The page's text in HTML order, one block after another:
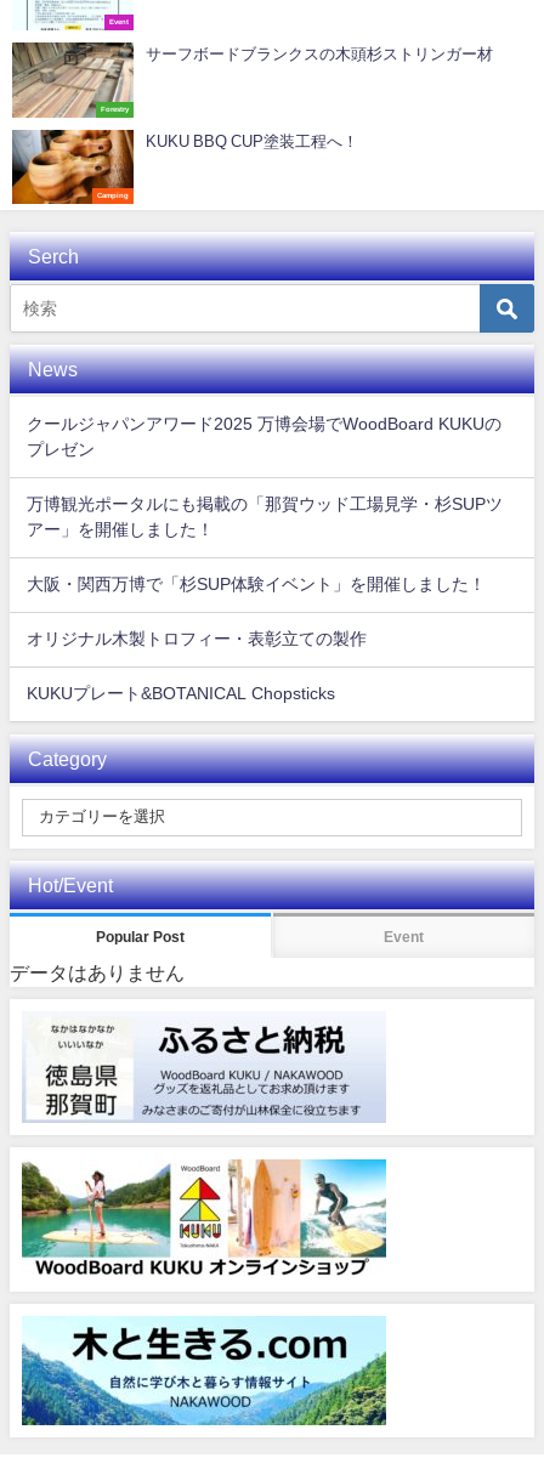
Event
Forestry
サーフボードブランクスの木頭杉ストリンガー材
Camping
KUKU BBQ CUP塗装工程へ！
Serch
News
クールジャパンアワード2025 万博会場でWoodBoard KUKUの
プレゼン
万博観光ポータルにも掲載の「那賀ウッド工場見学・杉SUPツ
アー」を開催しました！
大阪・関西万博で「杉SUP体験イベント」を開催しました！
オリジナル木製トロフィー・表彰立ての製作
KUKUプレート&BOTANICAL Chopsticks
Category
Hot/Event
Popular Post Event
データはありません